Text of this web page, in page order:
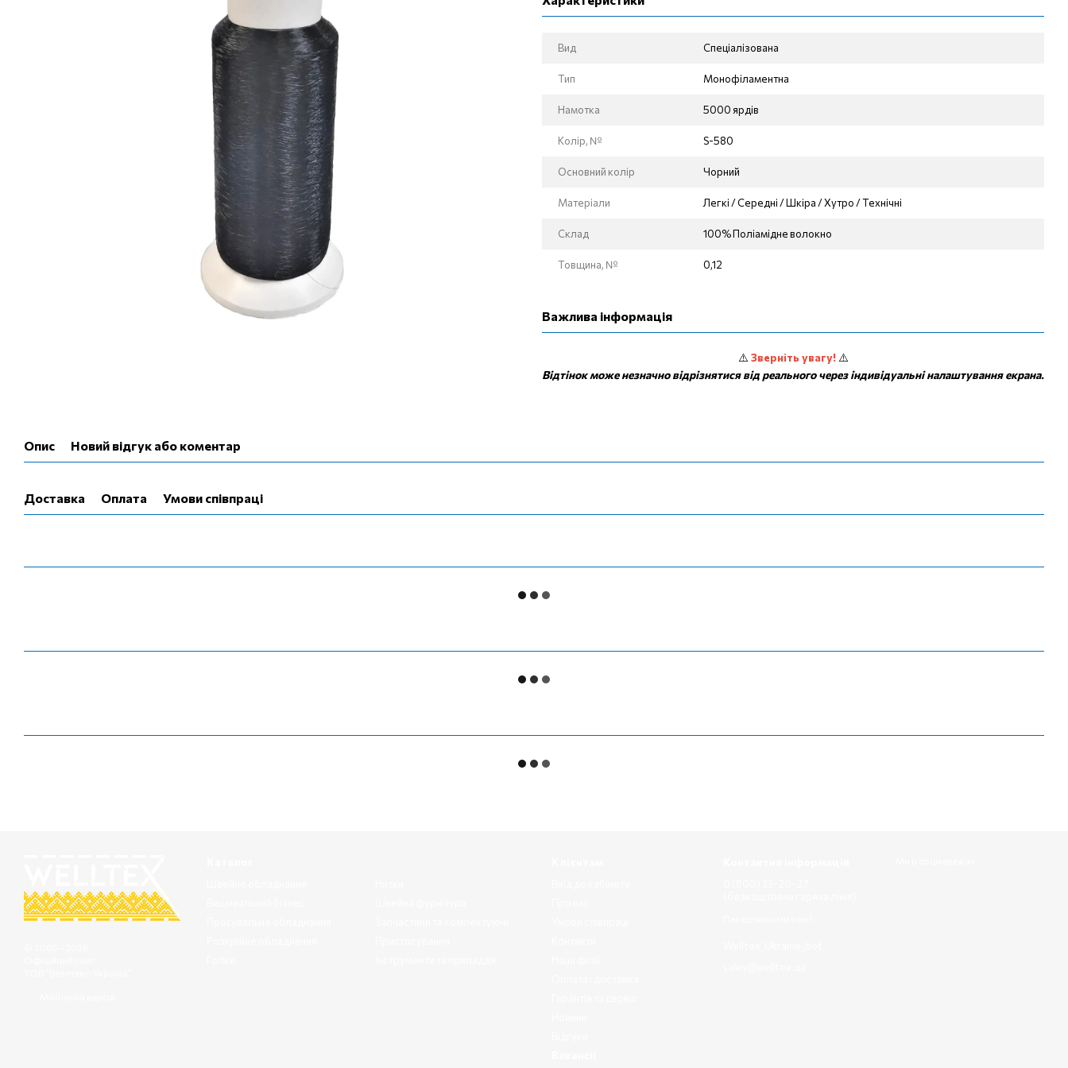
Вид Спеціалізована
Тип Монофіламентна
Намотка 5000 ярдів
Колір, № S-580
Основний колір Чорний
Матеріали Легкі / Середні / Шкіра / Хутро / Технічні
Склад 100% Поліамідне волокно
Товщина, № 0,12
Важлива інформація
⚠️ Зверніть увагу! ⚠️
Відтінок може незначно відрізнятися від реального через індивідуальні налаштування екрана.
Опис Новий відгук або коментар
Доставка Оплата Умови співпраці